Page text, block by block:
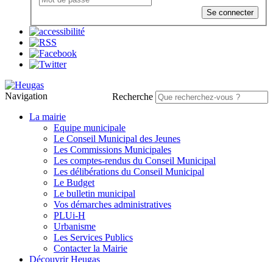
Se connecter
Recherche
Navigation
La mairie
Equipe municipale
Le Conseil Municipal des Jeunes
Les Commissions Municipales
Les comptes-rendus du Conseil Municipal
Les délibérations du Conseil Municipal
Le Budget
Le bulletin municipal
Vos démarches administratives
PLUi-H
Urbanisme
Les Services Publics
Contacter la Mairie
Découvrir Heugas